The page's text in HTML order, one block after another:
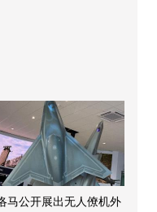
马公开展出无人僚机外